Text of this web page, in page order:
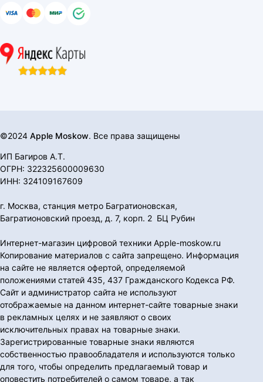
©2024 Apple Moskow. Все права защищены
ИП Багиров А.Т.
ОГРН: 322325600009630
ИНН: 324109167609
г. Москва, станция метро Багратионовская,
Багратионовский проезд, д. 7, корп. 2 БЦ Рубин
Интернет-магазин цифровой техники Apple-moskow.ru
Копирование материалов с сайта запрещено. Информация
на сайте не является офертой, определяемой
положениями статей 435, 437 Гражданского Кодекса РФ.
Сайт и администратор сайта не используют
отображаемые на данном интернет-сайте товарные знаки
в рекламных целях и не заявляют о своих
исключительных правах на товарные знаки.
Зарегистрированные товарные знаки являются
собственностью правообладателя и используются только
для того, чтобы определить предлагаемый товар и
оповестить потребителей о самом товаре, а так